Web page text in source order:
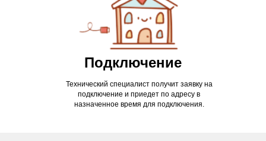
Технический специалист получит заявку на
подключение и приедет по адресу в
назначенное время для подключения.
Подключение